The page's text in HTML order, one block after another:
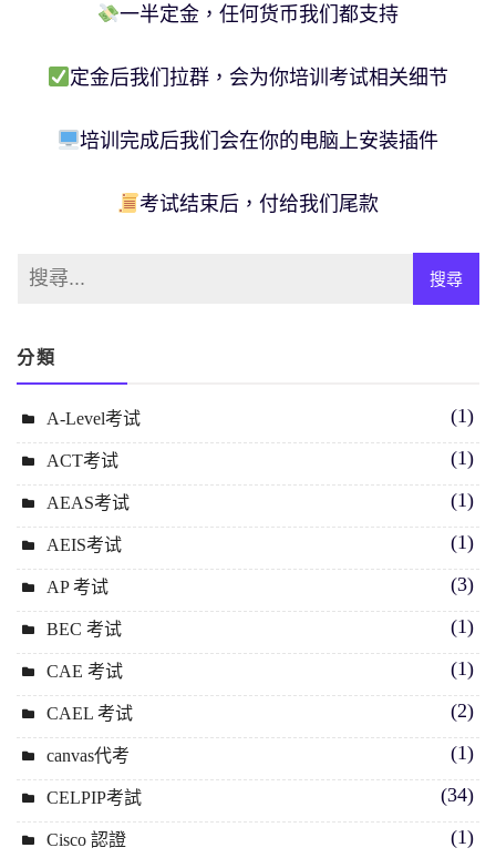
一半定金，任何货币我们都支持
定金后我们拉群，会为你培训考试相关细节
培训完成后我们会在你的电脑上安装插件
考试结束后，付给我们尾款
分類
A-Level考试 (1)
ACT考试 (1)
AEAS考试 (1)
AEIS考试 (1)
AP 考试 (3)
BEC 考试 (1)
CAE 考试 (1)
CAEL 考试 (2)
canvas代考 (1)
CELPIP考試 (34)
Cisco 認證 (1)